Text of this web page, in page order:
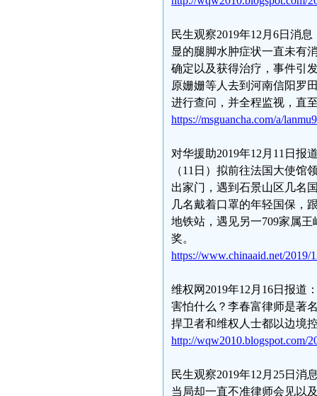
民生观察2019年12月6日消
显的腿脚水肿症状一直未有
确定以及获得治疗，事件引
原姗姗等人去到河南信阳罗
进行查问，并全程监视，直
https://msguancha.com/a/
对华援助2019年12月11日报
（11日）拟前往法国大使
出家门，遇到石景山区几名
几名戴着口罩的年轻国保，
地铁站，遇见另一709家属
奖。
https://www.chinaaid.net/2019/
维权网2019年12月16日报道
害怕什么？李春富律师是著
捍卫者和维权人士都以边境
http://wqw2010.blogspot.com/
民生观察2019年12月25日消
当局却一直不准律师会见以